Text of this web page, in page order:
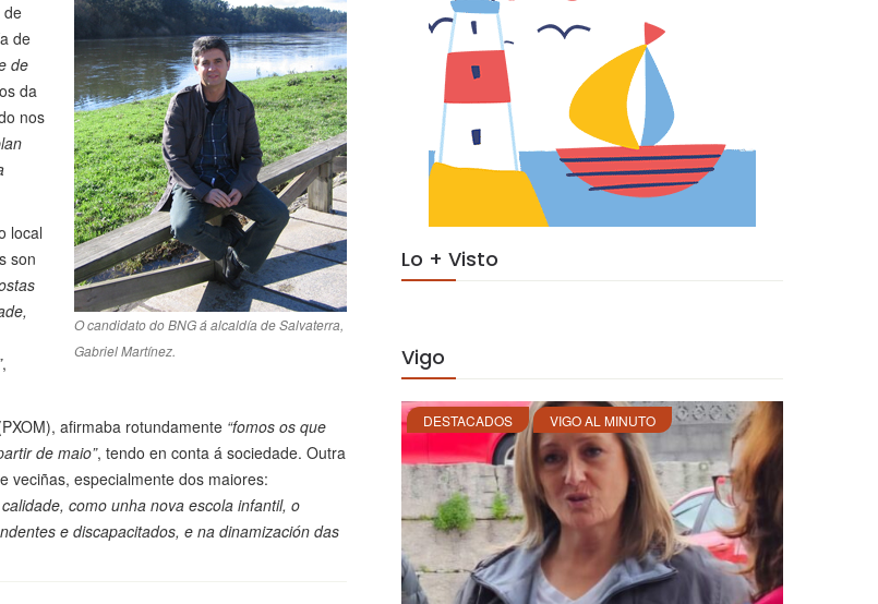
O candidato do BNG á alcaldía de Salvaterra,
Gabriel Martínez.
de
de
de
da
nos
local
son
,
afirmaba rotundamente “fomos os que
de maio”, tendo en conta á sociedade. Outra
veciñas, especialmente dos maiores:
como unha nova escola infantil, o
e discapacitados, e na dinamización das
Lo + Visto
Vigo
DESTACADOS VIGO AL MINUTO